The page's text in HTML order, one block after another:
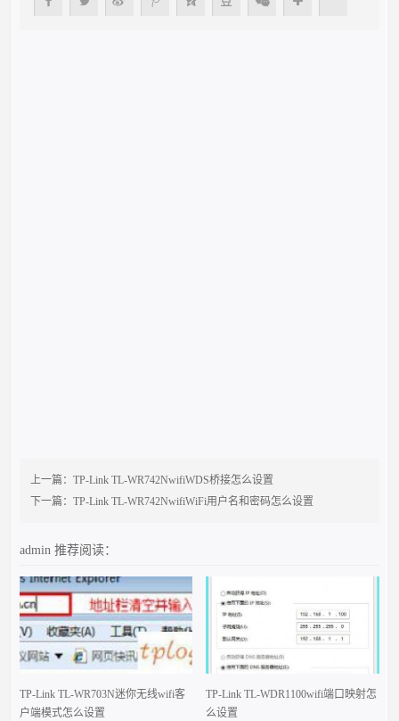
上一篇：TP-Link TL-WR742NwifiWDS桥接怎么设置
下一篇：TP-Link TL-WR742NwifiWiFi用户名和密码怎么设置
admin推荐阅读：
TP-Link TL-WR703N迷你无线wifi客
户端模式怎么设置
TP-Link TL-WDR1100wifi端口映射怎
么设置